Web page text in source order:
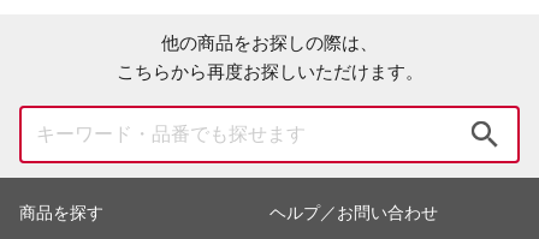
他の商品をお探しの際は、
こちらから再度お探しいただけます。
商品を探す ヘルプ／お問い合わせ